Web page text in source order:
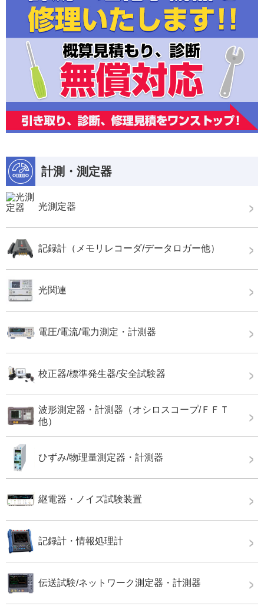
計測・測定器
光測定器
記録計（メモリレコーダ/データロガー他）
光関連
電圧/電流/電力測定・計測器
校正器/標準発生器/安全試験器
波形測定器・計測器（オシロスコープ/ＦＦＴ
他）
ひずみ/物理量測定器・計測器
継電器・ノイズ試験装置
記録計・情報処理計
伝送試験/ネットワーク測定器・計測器